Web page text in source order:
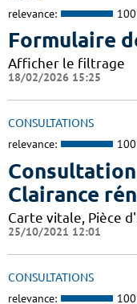
relevance:
Formulaire
Afficher le filtrage
18/02/2026 15:25
CONSULTATIONS
relevance:
Clairance
Carte vitale, Pièce
25/10/2021 12:01
CONSULTATIONS
relevance: